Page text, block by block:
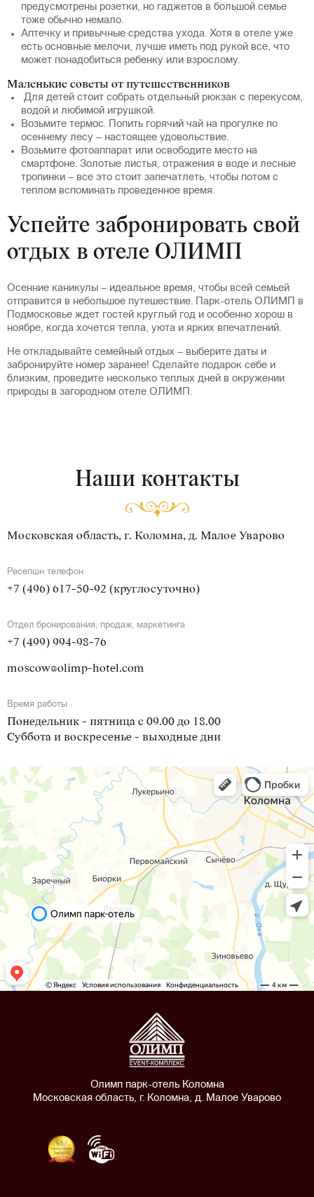
предусмотрены розетки, но гаджетов в большой семье
тоже обычно немало.
Аптечку и привычные средства ухода. Хотя в отеле уже
есть основные мелочи, лучше иметь под рукой все, что
может понадобиться ребенку или взрослому.
Маленькие советы от путешественников
Для детей стоит собрать отдельный рюкзак с перекусом,
водой и любимой игрушкой.
Возьмите термос. Попить горячий чай на прогулке по
осеннему лесу – настоящее удовольствие.
Возьмите фотоаппарат или освободите место на
смартфоне. Золотые листья, отражения в воде и лесные
тропинки – все это стоит запечатлеть, чтобы потом с
теплом вспоминать проведенное время.
Успейте забронировать свой
отдых в отеле ОЛИМП
Осенние каникулы – идеальное время, чтобы всей семьей
отправится в небольшое путешествие. Парк-отель ОЛИМП в
Подмосковье ждет гостей круглый год и особенно хорош в
ноябре, когда хочется тепла, уюта и ярких впечатлений.
Не откладывайте семейный отдых – выберите даты и
забронируйте номер заранее! Сделайте подарок себе и
близким, проведите несколько теплых дней в окружении
природы в загородном отеле ОЛИМП.
Наши контакты
Московская область, г. Коломна, д. Малое Уварово
Ресепшн телефон
+7 (496) 617-50-92 (круглосуточно)
Отдел бронирования, продаж, маркетинга
+7 (499) 994-98-76
moscow@olimp-hotel.com
Время работы
Понедельник - пятница с 09.00 до 18.00
Суббота и воскресенье - выходные дни
Олимп парк-отель Коломна
Московская область, г. Коломна, д. Малое Уварово